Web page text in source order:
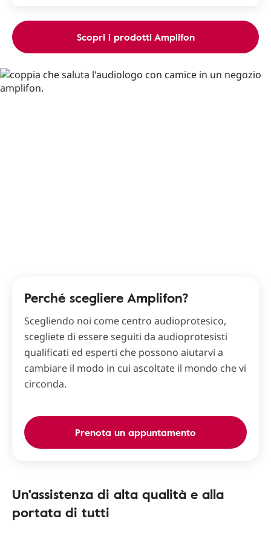
Scopri i prodotti Amplifon
Perché scegliere Amplifon?
Scegliendo noi come centro audioprotesico,
scegliete di essere seguiti da audioprotesisti
qualificati ed esperti che possono aiutarvi a
cambiare il modo in cui ascoltate il mondo che vi
circonda.
Prenota un appuntamento
Un'assistenza di alta qualità e alla
portata di tutti